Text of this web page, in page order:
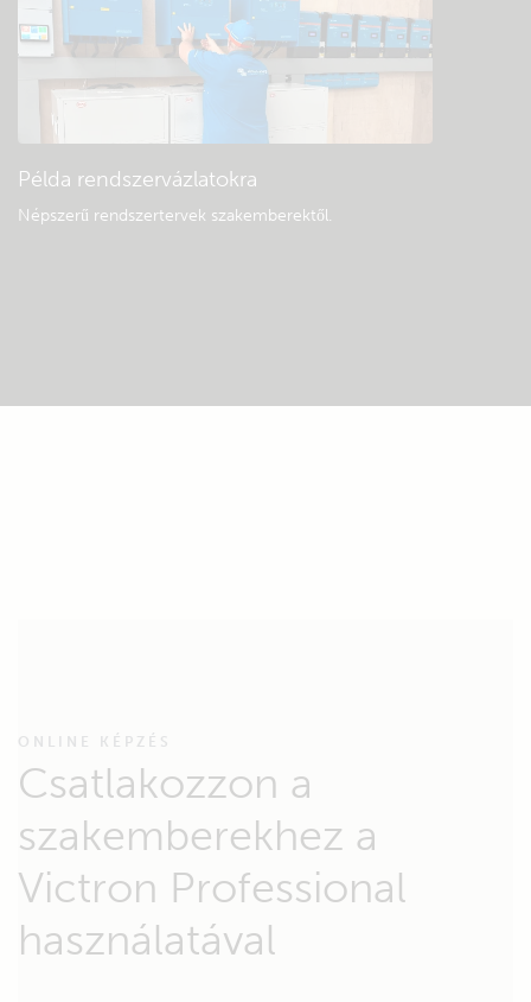
Példa rendszervázlatokra
Népszerű rendszertervek szakemberektől.
ONLINE KÉPZÉS
Csatlakozzon a
szakemberekhez a
Victron Professional
használatával